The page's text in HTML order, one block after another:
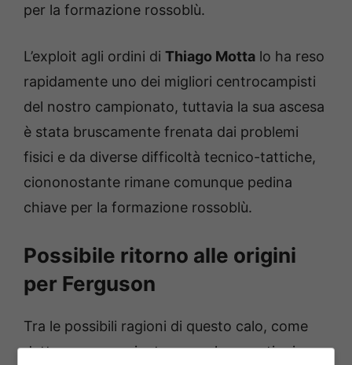
per la formazione rossoblù.
L’exploit agli ordini di Thiago Motta lo ha reso
rapidamente uno dei migliori centrocampisti
del nostro campionato, tuttavia la sua ascesa
è stata bruscamente frenata dai problemi
fisici e da diverse difficoltà tecnico-tattiche,
ciononostante rimane comunque pedina
chiave per la formazione rossoblù.
Possibile ritorno alle origini
per Ferguson
Tra le possibili ragioni di questo calo, come
detto, possono rientrare anche questioni